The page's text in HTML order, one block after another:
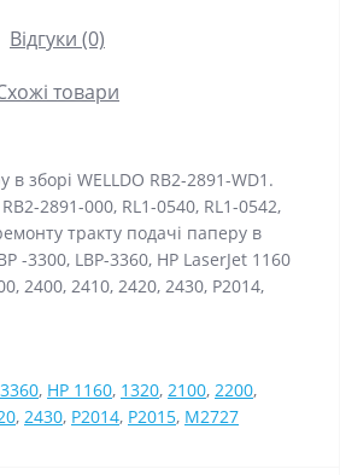
Відгуки (0)
товари
в зборі WELLDO RB2-2891-WD1.
2891-000, RL1-0540, RL1-0542,
тракту подачі паперу в
-3300, LBP-3360, HP LaserJet 1160
2400, 2410, 2420, 2430, P2014,
, HP 1160, 1320, 2100, 2200,
, 2430, P2014, P2015, M2727